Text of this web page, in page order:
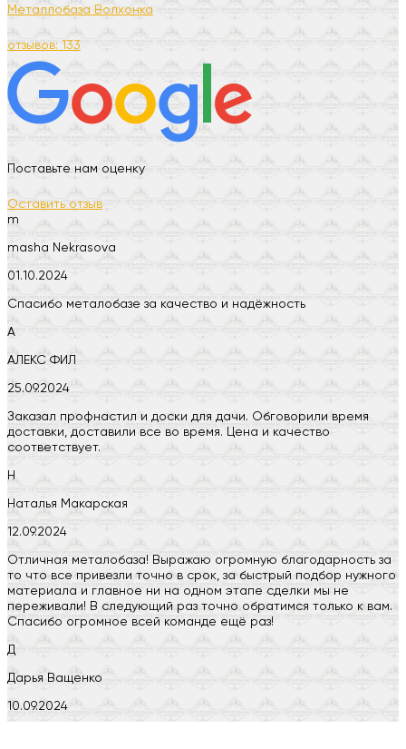
Металлобаза Волхонка
отзывов: 133
Поставьте нам оценку
Оставить отзыв
m
masha Nekrasova
01.10.2024
Спасибо металобазе за качество и надёжность
А
АЛЕКС ФИЛ
25.09.2024
Заказал профнастил и доски для дачи. Обговорили время
доставки, доставили все во время. Цена и качество
соответствует.
Н
Наталья Макарская
12.09.2024
Отличная металобаза! Выражаю огромную благодарность за
то что все привезли точно в срок, за быстрый подбор нужного
материала и главное ни на одном этапе сделки мы не
переживали! В следующий раз точно обратимся только к вам.
Спасибо огромное всей команде ещё раз!
Д
Дарья Ващенко
10.09.2024